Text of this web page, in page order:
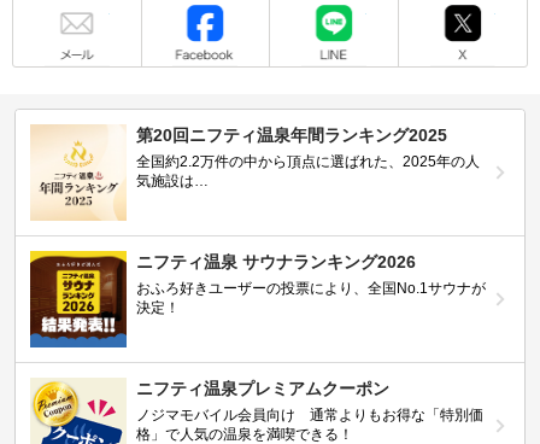
第20回ニフティ温泉年間ランキング2025
全国約2.2万件の中から頂点に選ばれた、2025年の人
気施設は…
ニフティ温泉 サウナランキング2026
おふろ好きユーザーの投票により、全国No.1サウナが
決定！
ニフティ温泉プレミアムクーポン
ノジマモバイル会員向け 通常よりもお得な「特別価
格」で人気の温泉を満喫できる！